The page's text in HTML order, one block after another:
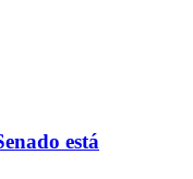
está